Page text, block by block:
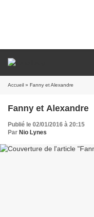
Accueil » Fanny et Alexandre
Fanny et Alexandre
Publié le 02/01/2016 à 20:15
Par Nio Lynes